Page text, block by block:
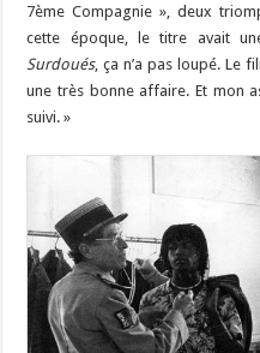
7ème Compagnie », deux
cette époque, le titre avait
Surdoués, ça n’a pas loupé. Le
une très bonne affaire. Et mon
suivi. »